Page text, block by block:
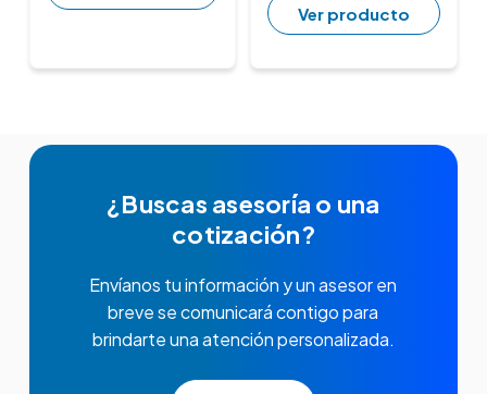
Ver producto
¿Buscas asesoría o una
cotización?
Envíanos tu información y un asesor en
breve se comunicará contigo para
brindarte una atención personalizada.